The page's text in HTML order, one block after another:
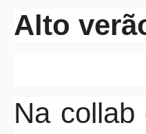
Alto
Na